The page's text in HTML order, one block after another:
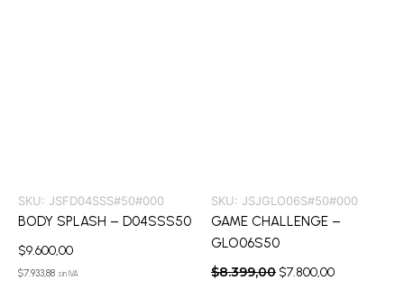
SKU: JSFD04SSS#50#000
BODY SPLASH – D04SSS50
$9.600,00
$7.933,88 sin IVA
SKU: JSJGLO06S#50#000
GAME CHALLENGE –
GLO06S50
$8.399,00 $7.800,00